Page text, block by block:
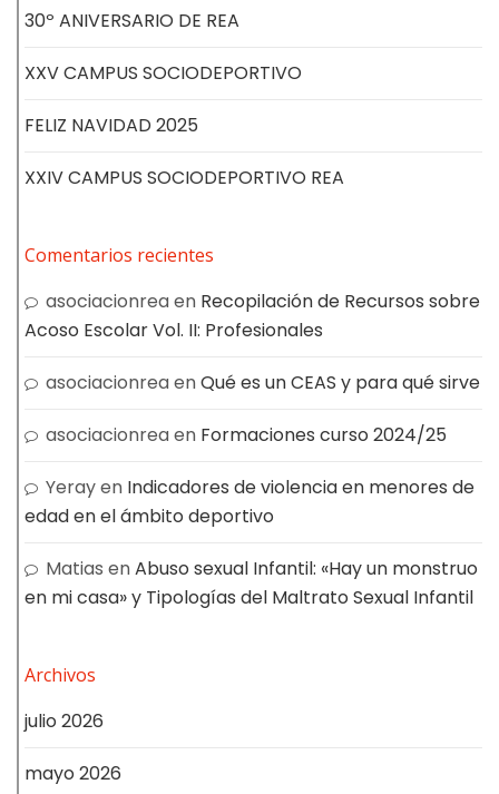
30º ANIVERSARIO DE REA
XXV CAMPUS SOCIODEPORTIVO
FELIZ NAVIDAD 2025
XXIV CAMPUS SOCIODEPORTIVO REA
Comentarios recientes
asociacionreaen Recopilación de Recursos sobre
Acoso Escolar Vol. II: Profesionales
asociacionreaenQué es un CEAS y para qué sirve
asociacionreaen Formaciones curso 2024/25
Yerayen Indicadores de violencia en menores de
edad en el ámbito deportivo
Matias enAbuso sexual Infantil: «Hay un monstruo
en mi casa» y Tipologías del Maltrato Sexual Infantil
Archivos
julio 2026
mayo 2026